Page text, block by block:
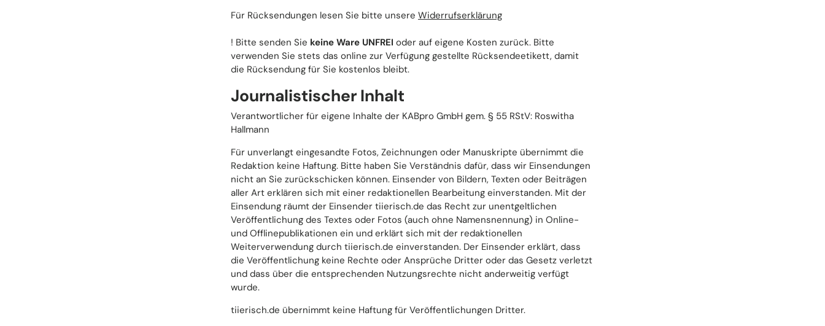
Für Rücksendungen lesen Sie bitte unsere Widerrufserklärung
! Bitte senden Sie keine Ware UNFREI oder auf eigene Kosten zurück. Bitte
verwenden Sie stets das online zur Verfügung gestellte Rücksendeetikett, damit
die Rücksendung für Sie kostenlos bleibt.
Journalistischer Inhalt
Verantwortlicher für eigene Inhalte der KABpro GmbH gem. § 55 RStV: Roswitha
Hallmann
Für unverlangt eingesandte Fotos, Zeichnungen oder Manuskripte übernimmt die
Redaktion keine Haftung. Bitte haben Sie Verständnis dafür, dass wir Einsendungen
nicht an Sie zurückschicken können. Einsender von Bildern, Texten oder Beiträgen
aller Art erklären sich mit einer redaktionellen Bearbeitung einverstanden. Mit der
Einsendung räumt der Einsender tiierisch.de das Recht zur unentgeltlichen
Veröffentlichung des Textes oder Fotos (auch ohne Namensnennung) in Online-
und Offlinepublikationen ein und erklärt sich mit der redaktionellen
Weiterverwendung durch tiierisch.de einverstanden. Der Einsender erklärt, dass
die Veröffentlichung keine Rechte oder Ansprüche Dritter oder das Gesetz verletzt
und dass über die entsprechenden Nutzungsrechte nicht anderweitig verfügt
wurde.
tiierisch.de übernimmt keine Haftung für Veröffentlichungen Dritter.